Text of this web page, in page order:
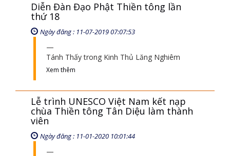
Diễn Đàn Đạo Phật Thiền tông lần
thứ 18
Ngày đăng : 11-07-2019 07:07:53
Tánh Thấy trong Kinh Thủ Lăng Nghiêm
Xem thêm
Lễ trình UNESCO Việt Nam kết nạp
chùa Thiền tông Tân Diệu làm thành
viên
Ngày đăng : 11-01-2020 10:01:44